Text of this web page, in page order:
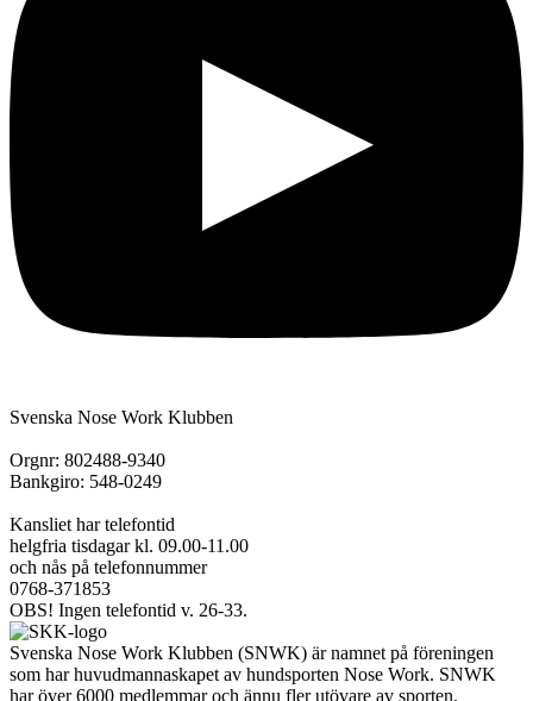
Svenska Nose Work Klubben
Orgnr: 802488-9340
Bankgiro: 548-0249
Kansliet har telefontid
helgfria tisdagar kl. 09.00-11.00
och nås på telefonnummer
0768-371853
OBS! Ingen telefontid v. 26-33.
Svenska Nose Work Klubben (SNWK) är namnet på föreningen
som har huvudmannaskapet av hundsporten Nose Work. SNWK
har över 6000 medlemmar och ännu fler utövare av sporten.